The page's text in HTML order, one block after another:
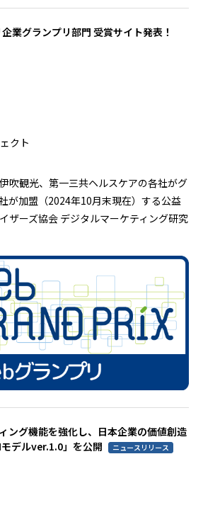
業グランプリ部門 受賞サイト発表！
クト
吹観光、第一三共ヘルスケアの各社がグ
が加盟（2024年10月末現在）する公益
ザーズ協会 デジタルマーケティング研究
ング機能を強化し、日本企業の価値創造
デルver.1.0」を公開
ニュースリリース